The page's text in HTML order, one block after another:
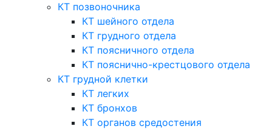
КТ позвоночника
КТ шейного отдела
КТ грудного отдела
КТ поясничного отдела
КТ пояснично-крестцового отдела
КТ грудной клетки
КТ легких
КТ бронхов
КТ органов средостения